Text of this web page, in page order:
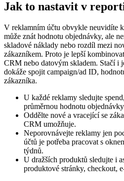
Jak to nastavit v
V reklamním účtu obvykle neuvidíte
může znát hodnotu objednávky, ale
skladové náklady nebo rozdíl mezi
zákazníkem. Proto je lepší
CRM nebo datovým skladem. Stačí i
dokáže spojit campaign/ad ID,
zákazníka.
U každé reklamy sledujte
průměrnou hodnotu
Oddělte nové a vracející se
CRM umožňuje.
Neporovnávejte reklamy jen
účtů je potřeba pracovat s
týdnů.
U dražších produktů sledujte i
produktové stránky, checkout,